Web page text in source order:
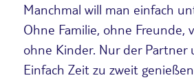
Manchmal will man einfach
Ohne Familie, ohne Freunde,
ohne Kinder. Nur der Partner
Einfach Zeit zu zweit